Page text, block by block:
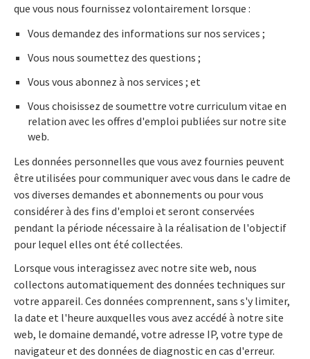
que vous nous fournissez volontairement lorsque :
Vous demandez des informations sur nos services ;
Vous nous soumettez des questions ;
Vous vous abonnez à nos services ; et
Vous choisissez de soumettre votre curriculum vitae en
relation avec les offres d'emploi publiées sur notre site
web.
Les données personnelles que vous avez fournies peuvent
être utilisées pour communiquer avec vous dans le cadre de
vos diverses demandes et abonnements ou pour vous
considérer à des fins d'emploi et seront conservées
pendant la période nécessaire à la réalisation de l'objectif
pour lequel elles ont été collectées.
Lorsque vous interagissez avec notre site web, nous
collectons automatiquement des données techniques sur
votre appareil. Ces données comprennent, sans s'y limiter,
la date et l'heure auxquelles vous avez accédé à notre site
web, le domaine demandé, votre adresse IP, votre type de
navigateur et des données de diagnostic en cas d'erreur.